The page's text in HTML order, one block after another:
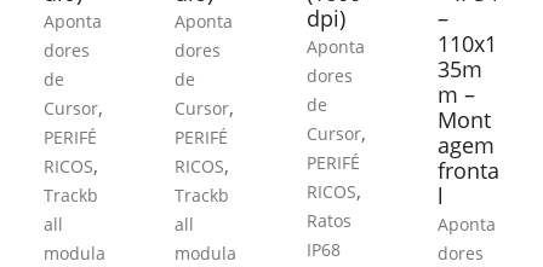
Aponta
dores
de
Cursor,
PERIFÉ
RICOS,
Trackb
all
modula
Aponta
dores
de
Cursor,
PERIFÉ
RICOS,
Trackb
all
modula
dpi)
Aponta
dores
de
Cursor,
PERIFÉ
RICOS,
Ratos
IP68
–
110x1
35m
m –
Mont
agem
fronta
l
Aponta
dores